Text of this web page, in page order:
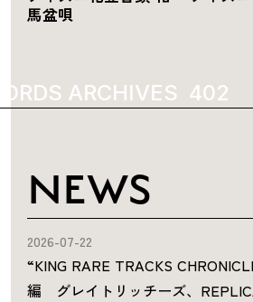
馬盆唄
ARCHIVES 1927
NEWS
2026-07-22
“KING RARE TRACKS
編 グレイトリッチーズ、